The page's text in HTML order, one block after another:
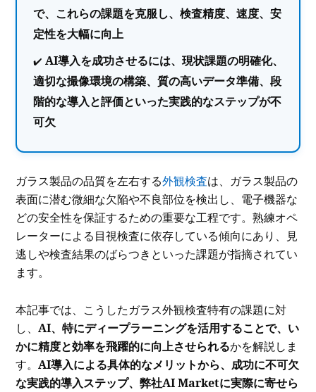
で、これらの課題を克服し、検査精度、速度、安
定性を大幅に向上
AI導入を成功させるには、現状課題の明確化、
適切な撮像環境の構築、質の高いデータ準備、段
階的な導入と評価といった実践的なステップが不
可欠
ガラス製品の品質を左右する外観検査は、ガラス製品の
表面に潜む微細な欠陥や不良部位を検出し、電子機器な
どの安全性を保証するための重要な工程です。熟練オペ
レーターによる目視検査に依存している傾向にあり、見
逃しや検査結果のばらつきといった課題が指摘されてい
ます。
本記事では、こうしたガラス外観検査特有の課題に対
し、AI、特にディープラーニングを活用することで、い
かに精度と効率を飛躍的に向上させられるかを解説しま
す。AI導入による具体的なメリットから、成功に不可欠
な実践的導入ステップ、弊社AI Marketに実際に寄せら